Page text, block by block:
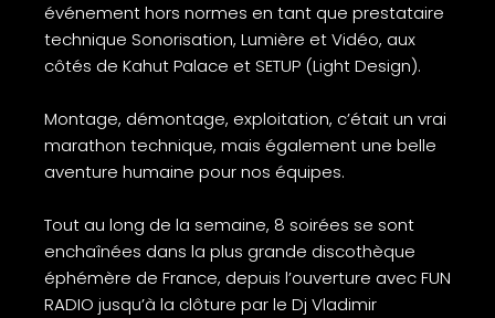
événement hors normes en tant que prestataire
technique Sonorisation, Lumière et Vidéo, aux
côtés de Kahut Palace et SETUP (Light Design).
Montage, démontage, exploitation, c’était un vrai
marathon technique, mais également une belle
aventure humaine pour nos équipes.
Tout au long de la semaine, 8 soirées se sont
enchaînées dans la plus grande discothèque
éphémère de France, depuis l’ouverture avecFUN
RADIO jusqu’à la clôture par le Dj Vladimir